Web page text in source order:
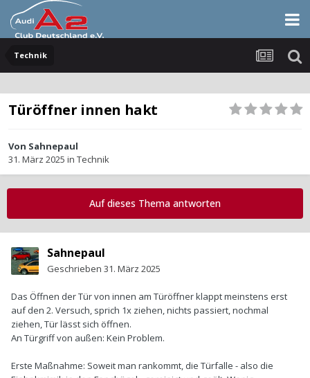
Technik
Türöffner innen hakt
Von Sahnepaul
31. März 2025 in Technik
Auf dieses Thema antworten
Sahnepaul
Geschrieben 31. März 2025
Das Öffnen der Tür von innen am Türöffner klappt meinstens erst
auf den 2. Versuch, sprich 1x ziehen, nichts passiert, nochmal
ziehen, Tür lässt sich öffnen.
An Türgriff von außen: Kein Problem.
Erste Maßnahme: Soweit man rankommt, die Türfalle - also die